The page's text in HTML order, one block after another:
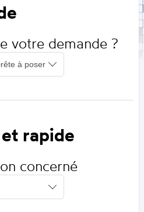
votre demande ?
rapide
concerné